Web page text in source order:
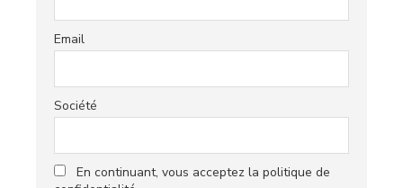
Email
Société
En continuant, vous acceptez la politique de